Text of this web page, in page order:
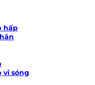
hấp
vi sóng